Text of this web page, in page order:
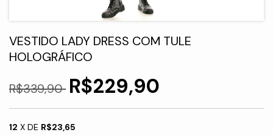
VESTIDO LADY DRESS COM TULE
HOLOGRÁFICO
R$339,90 R$229,90
12 X DE R$23,65